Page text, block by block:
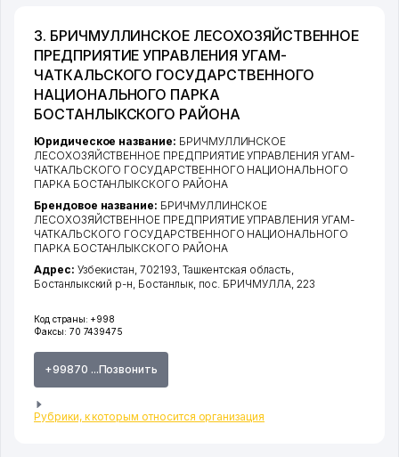
3. БРИЧМУЛЛИНСКОЕ ЛЕСОХОЗЯЙСТВЕННОЕ
ПРЕДПРИЯТИЕ УПРАВЛЕНИЯ УГАМ-
ЧАТКАЛЬСКОГО ГОСУДАРСТВЕННОГО
НАЦИОНАЛЬНОГО ПАРКА
БОСТАНЛЫКСКОГО РАЙОНА
Код страны: +998
Факсы: 70 7439475
+99870 ...Позвонить
Рубрики, к которым относится организация
Юридическое название: БРИЧМУЛЛИНСКОЕ
ЛЕСОХОЗЯЙСТВЕННОЕ ПРЕДПРИЯТИЕ УПРАВЛЕНИЯ УГАМ-
ЧАТКАЛЬСКОГО ГОСУДАРСТВЕННОГО НАЦИОНАЛЬНОГО
ПАРКА БОСТАНЛЫКСКОГО РАЙОНА
Брендовое название: БРИЧМУЛЛИНСКОЕ
ЛЕСОХОЗЯЙСТВЕННОЕ ПРЕДПРИЯТИЕ УПРАВЛЕНИЯ УГАМ-
ЧАТКАЛЬСКОГО ГОСУДАРСТВЕННОГО НАЦИОНАЛЬНОГО
ПАРКА БОСТАНЛЫКСКОГО РАЙОНА
Адрес: Узбекистан, 702193, Ташкентская область,
Бостанлыкский р-н, Бостанлык, пос. БРИЧМУЛЛА, 223